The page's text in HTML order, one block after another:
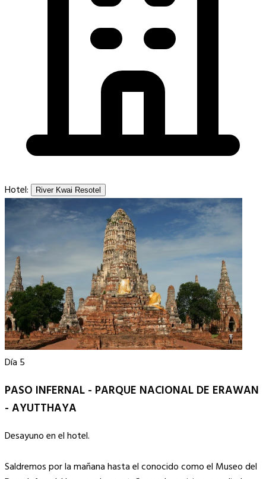
Hotel: River Kwai Resotel
Día 5
PASO INFERNAL - PARQUE NACIONAL DE ERAWAN
- AYUTTHAYA
Desayuno en el hotel.
Saldremos por la mañana hasta el conocido como el Museo del